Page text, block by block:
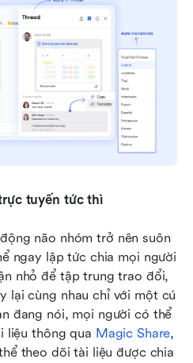
tuyến tức thì
não nhóm trở nên suôn
ngay lập tức chia mọi người
nhỏ để tập trung trao đổi,
lại cùng nhau chỉ với một cú
đang nói, mọi người có thể
liệu thông qua Magic Share,
theo dõi tài liệu được chia